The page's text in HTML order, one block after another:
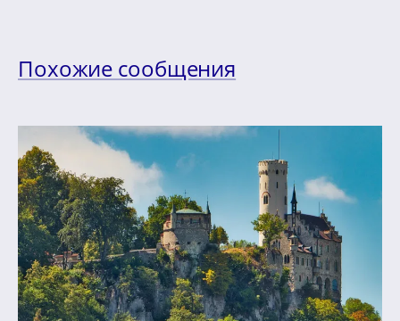
Похожие сообщения